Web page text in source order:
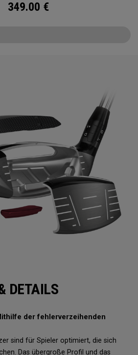
349.00 €
DETAILS
der fehlerverzeihenden
sind für Spieler optimiert, die sich
Das übergroße Profil und das